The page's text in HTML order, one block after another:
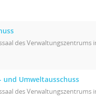
des Verwaltungszentrums
und Umweltausschuss
des Verwaltungszentrums